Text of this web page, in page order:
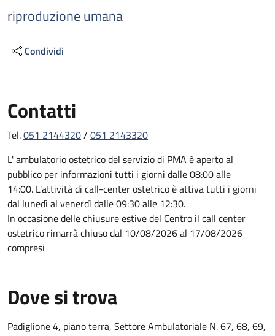
riproduzione umana
Condividi
Contatti
Tel.051 2144320/ 051 2143320
L' ambulatorio ostetrico del servizio di PMA è aperto al
pubblico per informazioni tutti i giorni dalle 08:00 alle
14:00. L'attività di call-center ostetrico è attiva tutti i giorni
dal lunedì al venerdì dalle 09:30 alle 12:30.
In occasione delle chiusure estive del Centro il call center
ostetrico rimarrà chiuso dal 10/08/2026 al 17/08/2026
compresi
Dove si trova
Padiglione 4, piano terra, Settore Ambulatoriale N. 67, 68, 69,